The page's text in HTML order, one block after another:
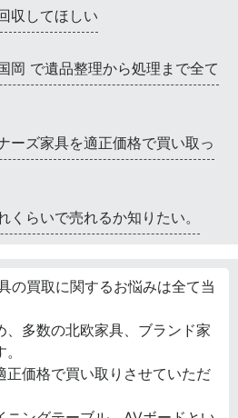
収してほしい
岡 で遺品整理から処理まで全て
ーズ家具を適正価格で買い取っ
くらいで売れるか知りたい。
の買取に関するお悩みは全て当
、多数の北欧家具、ブランド家
正価格で買い取りさせていただ